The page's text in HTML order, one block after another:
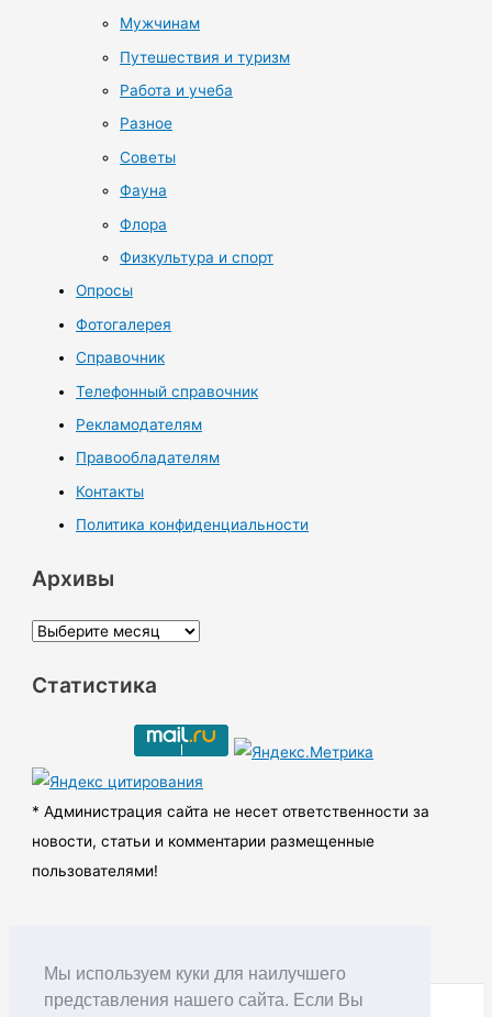
Мы используем куки для наилучшего
представления нашего сайта. Если Вы
Мужчинам
Путешествия и туризм
Работа и учеба
Разное
Советы
Фауна
Флора
Физкультура и спорт
Опросы
Фотогалерея
Справочник
Телефонный справочник
Рекламодателям
Правообладателям
Контакты
Политика конфиденциальности
Архивы
А
х
ы
Статистика
* Администрация сайта не несет ответственности за
новости, статьи и комментарии размещенные
пользователями!